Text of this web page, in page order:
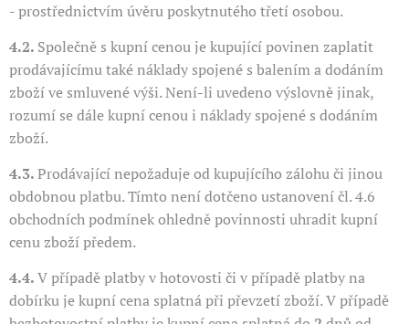
- prostřednictvím úvěru poskytnutého třetí osobou.
4.2. Společně s kupní cenou je kupující povinen zaplatit
prodávajícímu také náklady spojené s balením a dodáním
zboží ve smluvené výši. Není-li uvedeno výslovně jinak,
rozumí se dále kupní cenou i náklady spojené s dodáním
zboží.
4.3.Prodávající nepožaduje od kupujícího zálohu či jinou
obdobnou platbu. Tímto není dotčeno ustanovení čl. 4.6
obchodních podmínek ohledně povinnosti uhradit kupní
cenu zboží předem.
4.4.V případě platby v hotovosti či v případě platby na
dobírku je kupní cena splatná při převzetí zboží. V případě